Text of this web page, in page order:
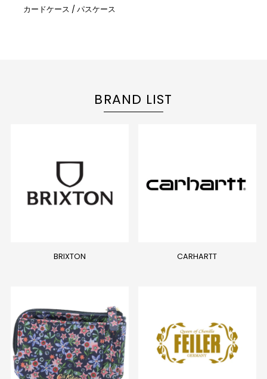
カードケース / パスケース
BRAND LIST
BRIXTON CARHARTT